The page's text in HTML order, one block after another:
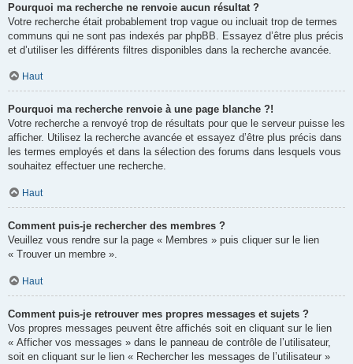
Pourquoi ma recherche ne renvoie aucun résultat ?
Votre recherche était probablement trop vague ou incluait trop de termes
communs qui ne sont pas indexés par phpBB. Essayez d’être plus précis
et d’utiliser les différents filtres disponibles dans la recherche avancée.
Haut
Pourquoi ma recherche renvoie à une page blanche ?!
Votre recherche a renvoyé trop de résultats pour que le serveur puisse les
afficher. Utilisez la recherche avancée et essayez d’être plus précis dans
les termes employés et dans la sélection des forums dans lesquels vous
souhaitez effectuer une recherche.
Haut
Comment puis-je rechercher des membres ?
Veuillez vous rendre sur la page « Membres » puis cliquer sur le lien
« Trouver un membre ».
Haut
Comment puis-je retrouver mes propres messages et sujets ?
Vos propres messages peuvent être affichés soit en cliquant sur le lien
« Afficher vos messages » dans le panneau de contrôle de l’utilisateur,
soit en cliquant sur le lien « Rechercher les messages de l’utilisateur »